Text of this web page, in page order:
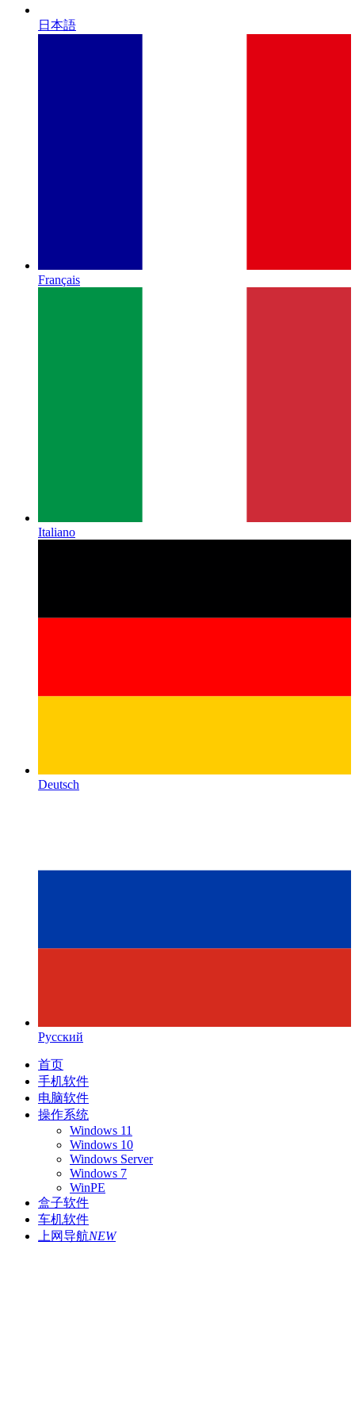
日本語
Français
Italiano
Deutsch
Русский
首页
手机软件
电脑软件
操作系统
Windows 11
Windows 10
Windows Server
Windows 7
WinPE
盒子软件
车机软件
上网导航NEW